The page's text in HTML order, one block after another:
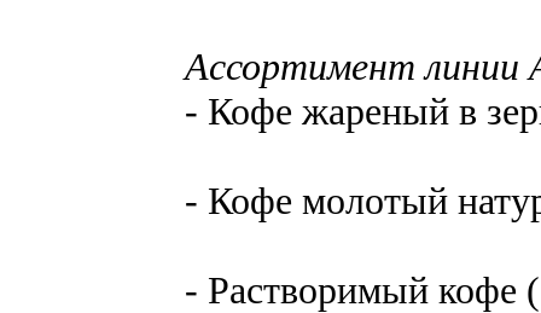
Ассортимент линии
- Кофе жареный в
- Кофе молотый
- Растворимый кофе